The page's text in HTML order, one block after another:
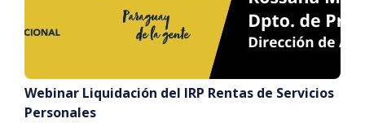
Webinar Liquidación del IRP Rentas de Servicios
Personales